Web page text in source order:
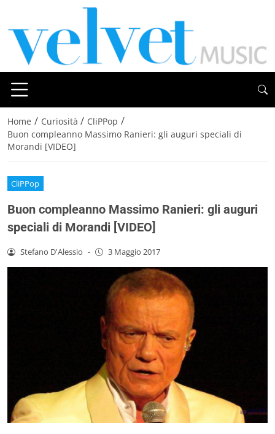
Home / Curiosità / CliPPop /
Buon compleanno Massimo Ranieri: gli auguri speciali di
Morandi [VIDEO]
CliPPop
Buon compleanno Massimo Ranieri: gli auguri
speciali di Morandi [VIDEO]
Stefano D'Alessio - 3 Maggio 2017